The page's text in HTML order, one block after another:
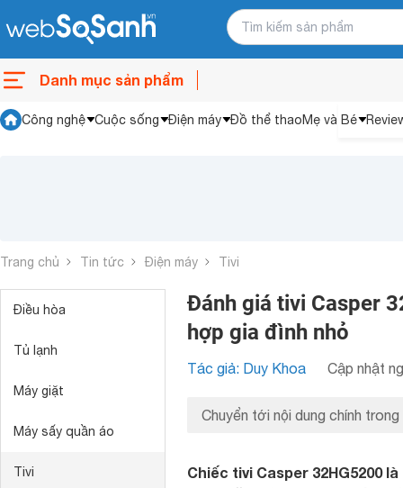
Danh mục sản phẩm
Công nghệ Cuộc sống Điện máy Đồ thể thaoMẹ và Bé
Trang chủ Tin tức Điện máy Tivi
Điều hòa
Tủ lạnh
Máy giặt
Máy sấy quần áo
Tivi
Đánh giá tivi Casper
hợp gia đình nhỏ
Tác giả: Duy Khoa Cập nhật
Chuyển tới nội dung chính trong
Chiếc tivi Casper 32HG5200